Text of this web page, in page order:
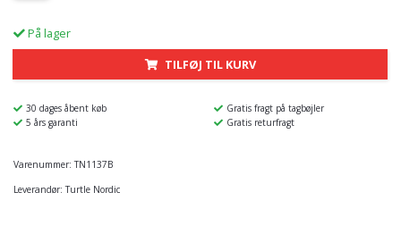
På lager
TILFØJ TIL KURV
30 dages åbent køb
Gratis fragt på tagbøjler
5 års garanti
Gratis returfragt
Varenummer: TN1137B
Leverandør: Turtle Nordic